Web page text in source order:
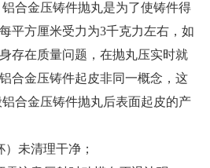
合金压铸件抛丸是为了使铸件得
平方厘米受力为3千克力左右，如
存在质量问题，在抛丸压实时就
合金压铸件起皮非同一概念，这
合金压铸件抛丸后表面起皮的产
未清理干净；